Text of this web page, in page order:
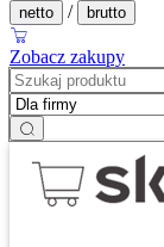
netto / brutto
Zobacz zakupy